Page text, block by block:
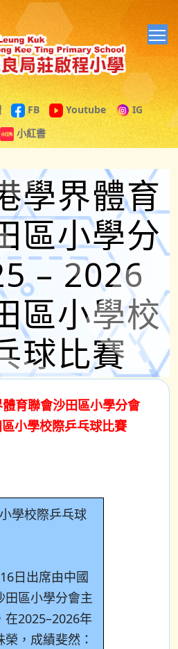
FB Youtube
IG
小紅書
學界體育
區小學分
– 2026
區小學校
球比賽
育聯會沙田區小學分會
小學校際乒乓球比賽
學校際乒乓球
日出席由中國
田區小學分會主
在2025–2026年
，成績斐然：